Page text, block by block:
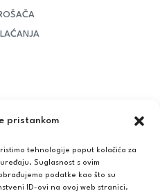
pristankom
tehnologije poput kolačića za
Suglasnost s ovim
podatke kao što su
ID-ovi na ovoj web stranici.
55 eura dostava je